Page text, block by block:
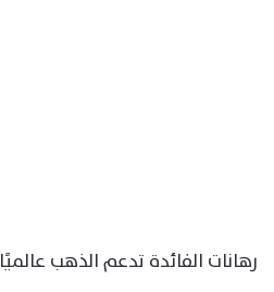
رهانات الفائدة تدعم الذهب عالميًا